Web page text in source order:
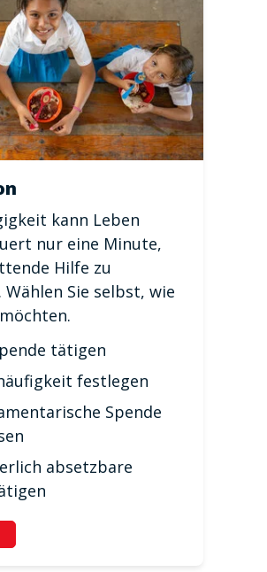
kann Leben
nur eine Minute,
Hilfe zu
Sie selbst, wie
tätigen
festlegen
Spende
absetzbare